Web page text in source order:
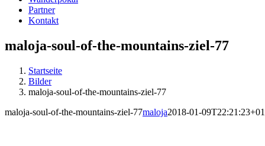
Partner
Kontakt
maloja-soul-of-the-mountains-ziel-77
Startseite
Bilder
maloja-soul-of-the-mountains-ziel-77
maloja-soul-of-the-mountains-ziel-77maloja2018-01-